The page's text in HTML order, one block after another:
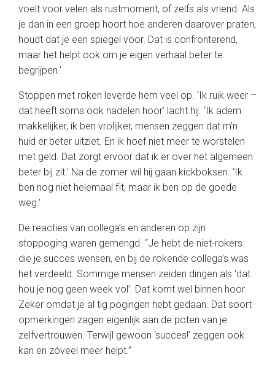
voelt voor velen als rustmoment, of zelfs als vriend. Als
je dan in een groep hoort hoe anderen daarover praten,
houdt dat je een spiegel voor. Dat is confronterend,
maar het helpt ook om je eigen verhaal beter te
begrijpen.’
Stoppen met roken leverde hem veel op. ‘Ik ruik weer –
dat heeft soms ook nadelen hoor’ lacht hij. ‘Ik adem
makkelijker, ik ben vrolijker, mensen zeggen dat m’n
huid er beter uitziet. En ik hoef niet meer te worstelen
met geld. Dat zorgt ervoor dat ik er over het algemeen
beter bij zit.’ Na de zomer wil hij gaan kickboksen. ‘Ik
ben nog niet helemaal fit, maar ik ben op de goede
weg.’
De reacties van collega’s en anderen op zijn
stoppoging waren gemengd. “Je hebt de niet-rokers
die je succes wensen, en bij de rokende collega’s was
het verdeeld. Sommige mensen zeiden dingen als ‘dat
hou je nog geen week vol’. Dat komt wel binnen hoor.
Zeker omdat je al tig pogingen hebt gedaan. Dat soort
opmerkingen zagen eigenlijk aan de poten van je
zelfvertrouwen. Terwijl gewoon ‘succes!’ zeggen ook
kan en zóveel meer helpt.”